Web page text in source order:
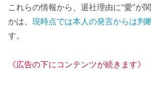
これらの情報から、退社理由に“愛”が
かは、 現時点では本人の発言からは判
す。
《広告の下にコンテンツが続きます》